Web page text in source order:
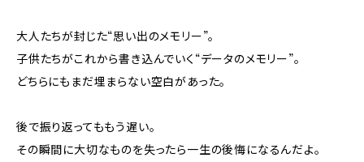
大人たちが封じた“思い出のメモリー”。
子供たちがこれから書き込んでいく“データのメモリー”。
どちらにもまだ埋まらない空白があった。
後で振り返ってももう遅い。
その瞬間に大切なものを失ったら一生の後悔になるんだよ。